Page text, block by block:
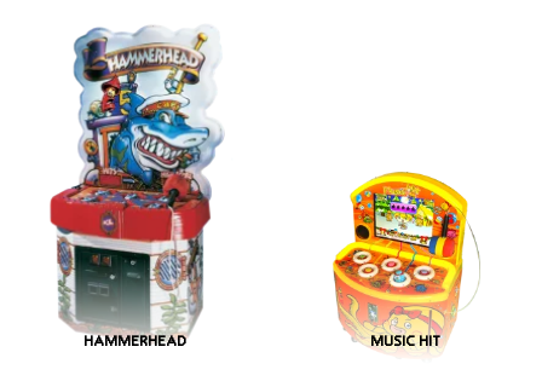
HAMMERHEAD MUSIC HIT